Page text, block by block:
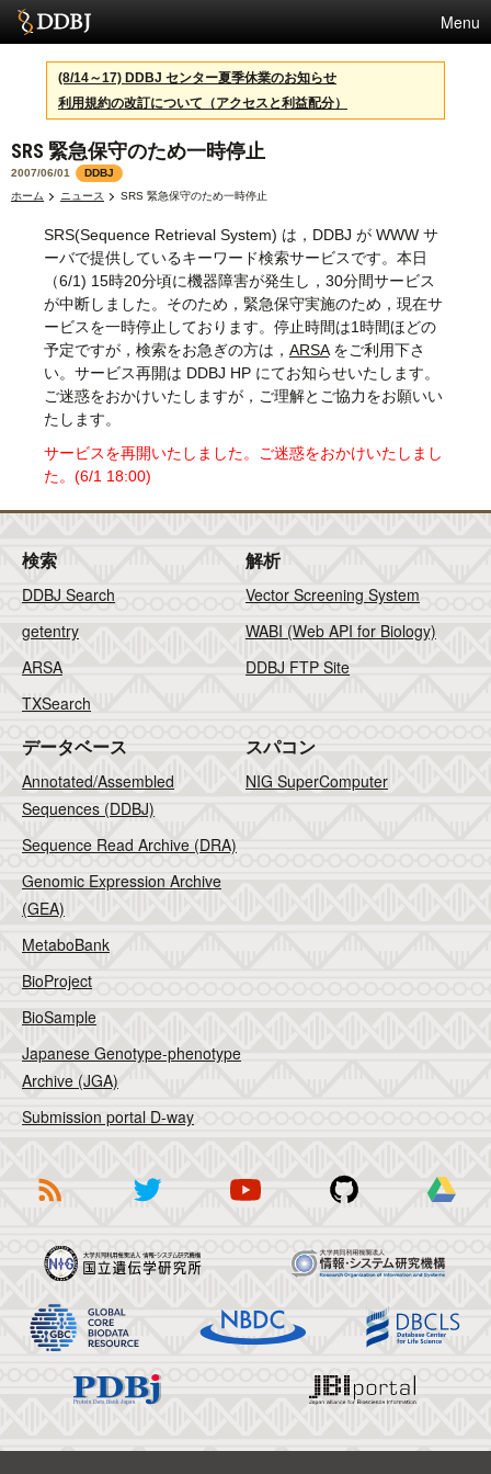
Menu
サービス
スパコン
統計
活動
センターについて
利用規約
問合せ
English
(8/14～17) DDBJ センター夏季休業のお知らせ
利用規約の改訂について（アクセスと利益配分）
SRS 緊急保守のため一時停止
2007/06/01
DDBJ
ホーム
ニュース SRS 緊急保守のため一時停止
SRS(Sequence Retrieval System) は，DDBJ が WWW サ
ーバで提供しているキーワード検索サービスです。本日
（6/1) 15時20分頃に機器障害が発生し，30分間サービス
が中断しました。そのため，緊急保守実施のため，現在サ
ービスを一時停止しております。停止時間は1時間ほどの
予定ですが，検索をお急ぎの方は， ARSAをご利用下さ
い。サービス再開は DDBJ HP にてお知らせいたします。
ご迷惑をおかけいたしますが，ご理解とご協力をお願いい
たします。
サービスを再開いたしました。ご迷惑をおかけいたしまし
た。(6/1 18:00)
検索
DDBJ Search
getentry
ARSA
TXSearch
解析
Vector Screening System
WABI (Web API for Biology)
DDBJ FTP Site
データベース
Annotated/Assembled
Sequences (DDBJ)
Sequence Read Archive (DRA)
Genomic Expression Archive
(GEA)
MetaboBank
BioProject
BioSample
Japanese Genotype-phenotype
Archive (JGA)
Submission portal D-way
スパコン
NIG SuperComputer